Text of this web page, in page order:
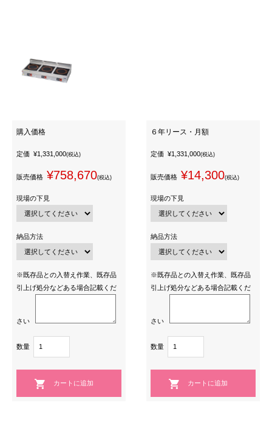
購入価格
定価 ¥1,331,000(税込)
販売価格 ¥758,670(税込)
現場の下見
納品方法
※既存品との入替え作業、既存品
引上げ処分などある場合記載くだ
さい
数量
６年リース・月額
定価 ¥1,331,000(税込)
販売価格 ¥14,300(税込)
現場の下見
納品方法
※既存品との入替え作業、既存品
引上げ処分などある場合記載くだ
さい
数量